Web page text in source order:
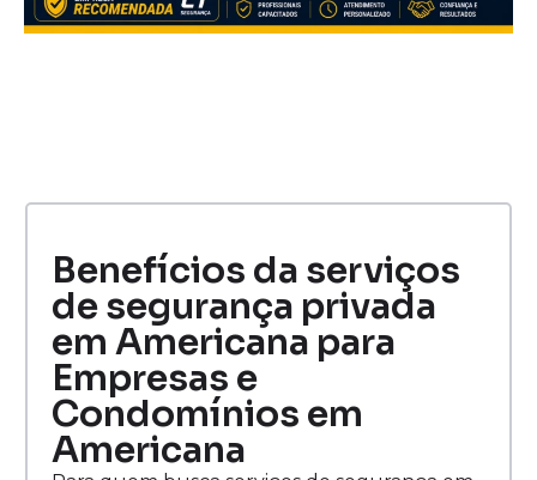
Benefícios da serviços
de segurança privada
em Americana para
Empresas e
Condomínios em
Americana